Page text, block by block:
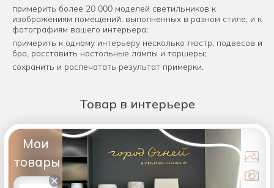
примерить более 20 000 моделей светильников к
изображениям помещений, выполненных в разном стиле, и к
фотографиям вашего интерьера;
примерить к одному интерьеру несколько люстр, подвесов и
бра, расставить настольные лампы и торшеры;
сохранить и распечатать результат примерки.
Товар в интерьере
Мои
товары
×